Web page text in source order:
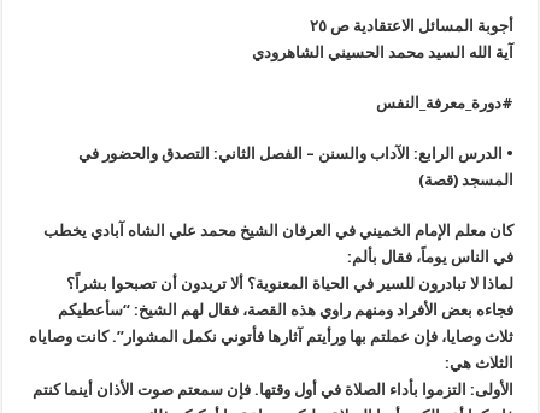
أجوبة المسائل الاعتقادية ص ٢٥
آية الله السيد محمد الحسيني الشاهرودي
#دورة_معرفة_النفس
• الدرس الرابع: الآداب والسنن – الفصل الثاني: التصدق والحضور في
المسجد (قصة)
كان معلم الإمام الخميني في العرفان الشيخ محمد علي الشاه آبادي يخطب
في الناس يوماً، فقال بألم:
لماذا لا تبادرون للسير في الحياة المعنوية؟ ألا تريدون أن تصبحوا بشراً؟
فجاءه بعض الأفراد ومنهم راوي هذه القصة، فقال لهم الشيخ: “سأعطيكم
ثلاث وصايا، فإن عملتم بها ورأيتم آثارها فأتوني نكمل المشوار”. كانت وصاياه
الثلاث هي:
الأولى: التزموا بأداء الصلاة في أول وقتها. فإن سمعتم صوت الأذان أينما كنتم